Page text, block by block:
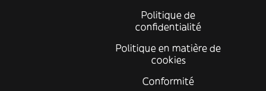
Politique de
confidentialité
Politique en matière de
cookies
Conformité